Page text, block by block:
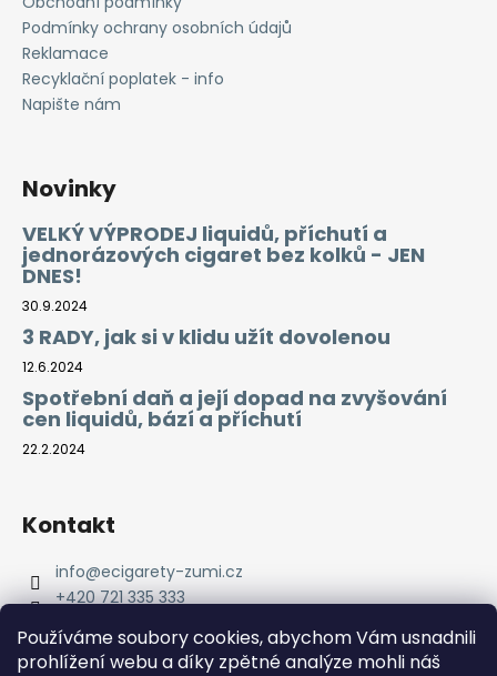
Používáme soubory cookies, abychom Vám usnadnili
prohlížení webu a díky zpětné analýze mohli náš
Podmínky ochrany osobních údajů
Reklamace
Recyklační poplatek - info
Napište nám
Novinky
VELKÝ VÝPRODEJ liquidů, příchutí a
jednorázových cigaret bez kolků - JEN
DNES!
30.9.2024
3 RADY, jak si v klidu užít dovolenou
12.6.2024
Spotřební daň a její dopad na zvyšování
cen liquidů, bází a příchutí
22.2.2024
Kontakt
info@ecigarety-zumi.cz
+420 721 335 333